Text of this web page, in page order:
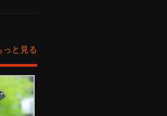
っと見る